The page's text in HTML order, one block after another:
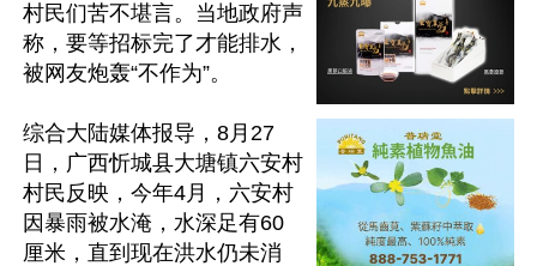
村民们苦不堪言。当地政府声
称，要等招标完了才能排水，
被网友炮轰“不作为”。
综合大陆媒体报导，8月27
日，广西忻城县大塘镇六安村
村民反映，今年4月，六安村
因暴雨被水淹，水深足有60
厘米，直到现在洪水仍未消